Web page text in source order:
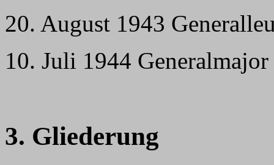
20. August 1943
10. Juli 1944
3. Gliederung